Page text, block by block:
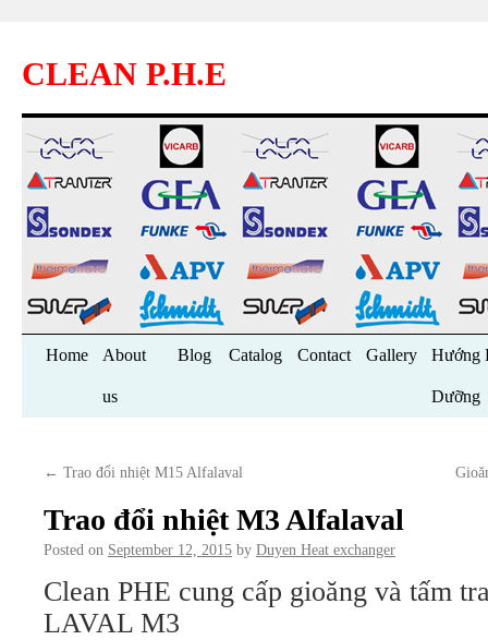
CLEAN P.H.E
Skip
Home About
us
Blog Catalog Contact Gallery Hướng
Dưỡng
← Trao đổi nhiệt M15 Alfalaval
Trao đổi nhiệt M3 Alfalaval
Posted on September 12, 2015 by Duyen Heat exchanger
Clean PHE cung cấp gioăng và tấm
LAVAL M3